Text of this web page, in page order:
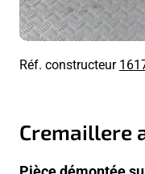
Réf. constructeur
Cremaillere